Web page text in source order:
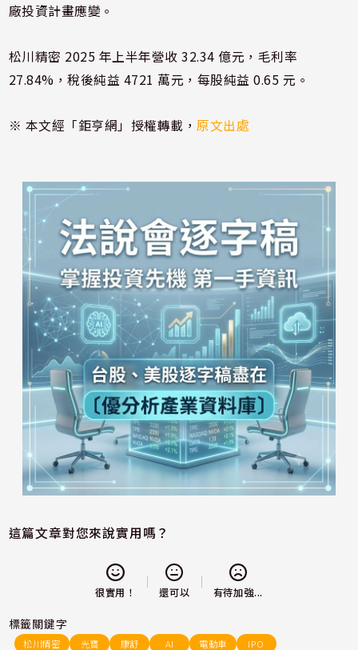
廠投資計畫應變。
松川精密 2025 年上半年營收 32.34 億元，毛利率
27.84%，稅後純益 4721 萬元，每股純益 0.65 元。
※ 本文經「鉅亨網」授權轉載，原文出處
這篇文章對您來說實用嗎？
很實用！ 還可以 有待加強...
標籤關鍵字
松川精密 光寶 康舒 AI 電動車 IPO